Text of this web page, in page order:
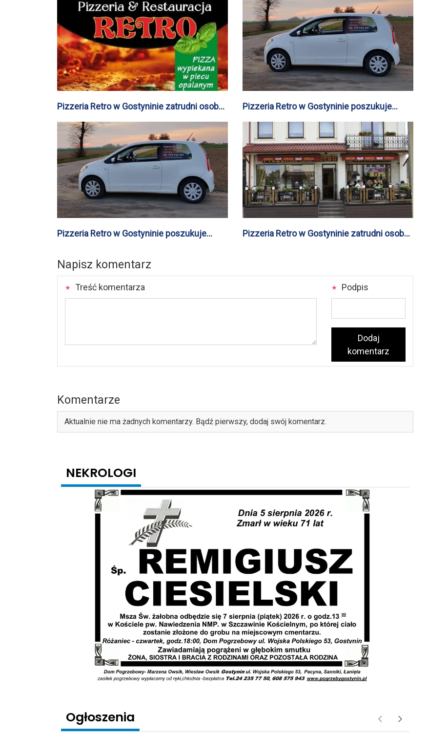
jest zadowolonych z decyzji
Pizzeria Retro w Gostyninie zatrudni osoby
chętne do pracy w kuchni w weekendy
Pizzeria Retro w Gostyninie poszukuje
osoby do dowozu pizzy w weekendy
Pizzeria Retro w Gostyninie poszukuje
Pizzeria Retro w Gostyninie zatrudni osoby
Napisz komentarz
Treść komentarza Podpis
Dodaj
komentarz
Komentarze
Aktualnie nie ma żadnych komentarzy. Bądź pierwszy, dodaj swój komentarz.
NEKROLOGI
Ogłoszenia PoprzednieNastępne